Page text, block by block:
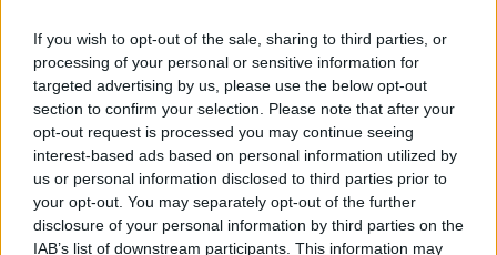
If you wish to opt-out of the sale, sharing to third parties, or
processing of your personal or sensitive information for
targeted advertising by us, please use the below opt-out
section to confirm your selection. Please note that after your
opt-out request is processed you may continue seeing
interest-based ads based on personal information utilized by
us or personal information disclosed to third parties prior to
your opt-out. You may separately opt-out of the further
disclosure of your personal information by third parties on the
IAB’s list of downstream participants. This information may
https://twitter.com/bolaniii9/status/1696950404699857021?
s=20